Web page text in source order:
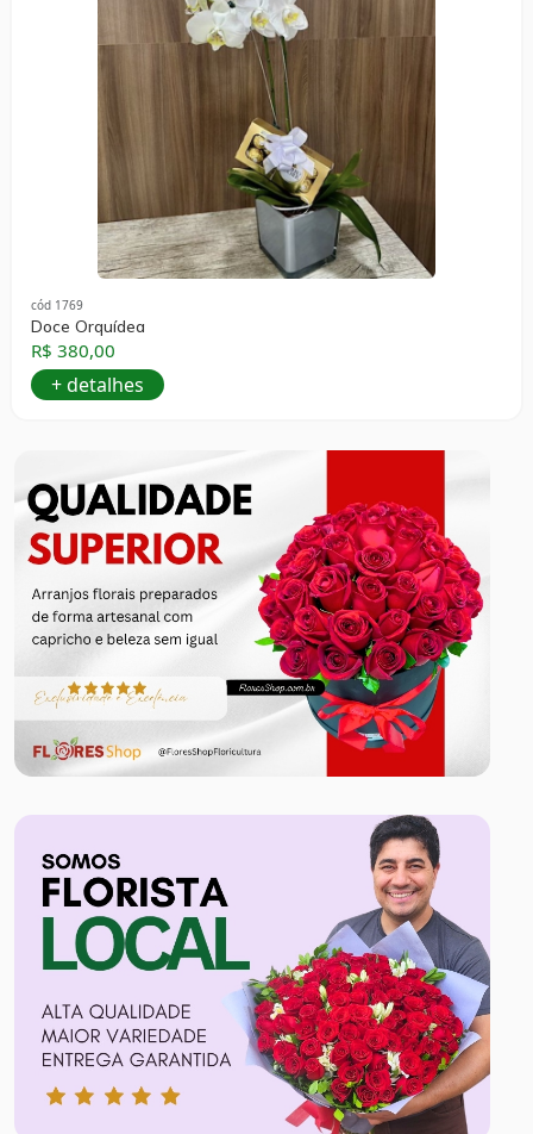
cód 1769
Doce Orquídea
R$ 380,00
+ detalhes